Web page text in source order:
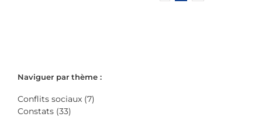
Naviguer par thème :
Conflits sociaux (7)
Constats (33)